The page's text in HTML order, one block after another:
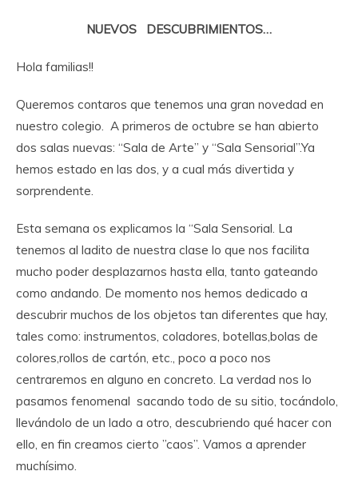
NUEVOS DESCUBRIMIENTOS…
Hola familias!!
Queremos contaros que tenemos una gran novedad en
nuestro colegio. A primeros de octubre se han abierto
dos salas nuevas: “Sala de Arte” y “Sala Sensorial”.Ya
hemos estado en las dos, y a cual más divertida y
sorprendente.
Esta semana os explicamos la “Sala Sensorial. La
tenemos al ladito de nuestra clase lo que nos facilita
mucho poder desplazarnos hasta ella, tanto gateando
como andando. De momento nos hemos dedicado a
descubrir muchos de los objetos tan diferentes que hay,
tales como: instrumentos, coladores, botellas,bolas de
colores,rollos de cartón, etc., poco a poco nos
centraremos en alguno en concreto. La verdad nos lo
pasamos fenomenal sacando todo de su sitio, tocándolo,
llevándolo de un lado a otro, descubriendo qué hacer con
ello, en fin creamos cierto ”caos”. Vamos a aprender
muchísimo.